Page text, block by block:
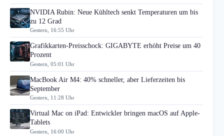
NVIDIA Rubin: Neue Kühltech senkt Temperaturen um bis
zu 12 Grad
Gestern, 16:55 Uhr
Grafikkarten-Preisschock: GIGABYTE erhöht Preise um 40
Prozent
Gestern, 05:01 Uhr
MacBook Air M4: 40% schneller, aber Lieferzeiten bis
September
Gestern, 11:28 Uhr
Virtual Mac on iPad: Entwickler bringen macOS auf Apple-
Tablets
Gestern, 16:00 Uhr